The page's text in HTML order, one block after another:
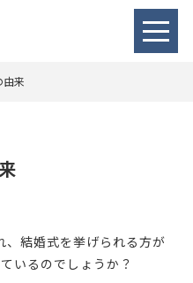
由来
、結婚式を挙げられる方が
いるのでしょうか？